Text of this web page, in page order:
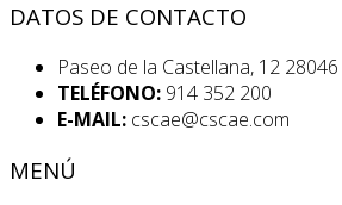
DATOS DE CONTACTO
Paseo de la Castellana, 12
TELÉFONO: 914 352 200
E-MAIL: cscae@cscae.com
MENÚ